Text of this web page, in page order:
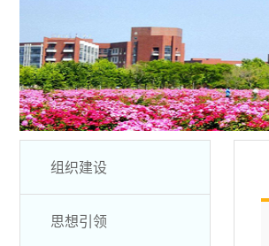
组织建设
思想引领